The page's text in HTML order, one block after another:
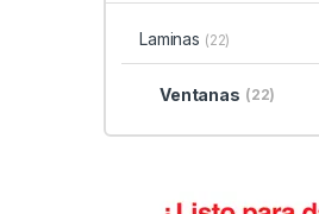
Laminas (22)
Ventanas (22)